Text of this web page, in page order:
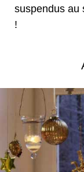
suspendus au
!